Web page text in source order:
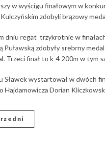
w wyścigu finałowym w
zdobyli brązowy
dniu regat trzykrotnie w
Puławską zdobyły srebrny
Trzeci finał to k-4 200m w tym
Sławek wystartował w dwóch
Hajdamowicza Dorian